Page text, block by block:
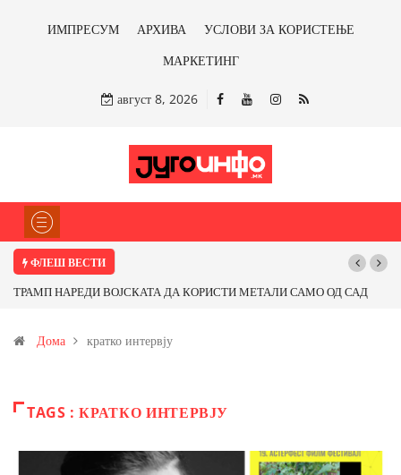
ИМПРЕСУМ АРХИВА
УСЛОВИ ЗА КОРИСТЕЊЕ
МАРКЕТИНГ
август 8, 2026
ФЛЕШ ВЕСТИ
ТРАМП НАРЕДИ ВОЈСКАТА ДА КОРИСТИ МЕТАЛИ САМО ОД САД
Иловица и со антимонот?
Дома кратко интервју
TAGS : КРАТКО ИНТЕРВЈУ